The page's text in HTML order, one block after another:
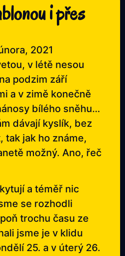
i přes
2021
v létě nesou
podzim září
a v zimě konečně
bílého sněhu…
dávají kyslík, bez
tak jak ho známe,
možný. Ano, řeč
a téměř nic
se rozhodli
trochu času ze
jsme je v klidu
25. a v úterý 26.